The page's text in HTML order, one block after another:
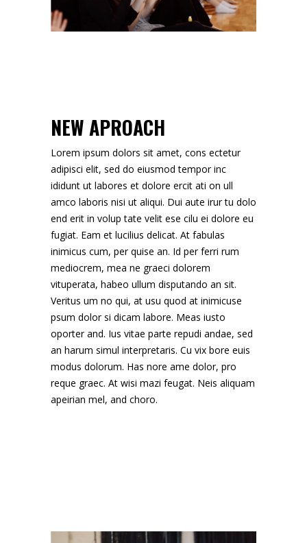
NEW APROACH
Lorem ipsum dolors sit amet, cons ectetur
adipisci elit, sed do eiusmod tempor inc
ididunt ut labores et dolore ercit ati on ull
amco laboris nisi ut aliqui. Dui aute irur tu dolo
end erit in volup tate velit ese cilu ei dolore eu
fugiat. Eam et lucilius delicat. At fabulas
inimicus cum, per quise an. Id per ferri rum
mediocrem, mea ne graeci dolorem
vituperata, habeo ullum disputando an sit.
Veritus um no qui, at usu quod at inimicuse
psum dolor si dicam labore. Meas iusto
oporter and. Ius vitae parte repudi andae, sed
an harum simul interpretaris. Cu vix bore euis
modus dolorum. Has nore ame dolor, pro
reque graec. At wisi mazi feugat. Neis aliquam
apeirian mel, and choro.